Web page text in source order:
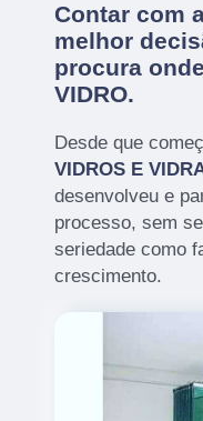
Contar com
melhor
procura
VIDRO.
Desde que
VIDROS E
desenvolveu e
processo, sem
seriedade como
crescimento.